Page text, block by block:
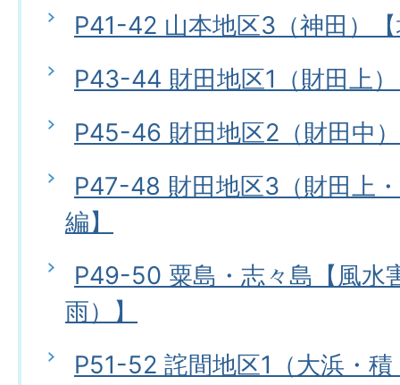
P41-42 山本地区3（神田）
P43-44 財田地区1（財田上
P45-46 財田地区2（財田中
P47-48 財田地区3（財田上
編】
P49-50 粟島・志々島【風水
雨）】
P51-52 詫間地区1（大浜・